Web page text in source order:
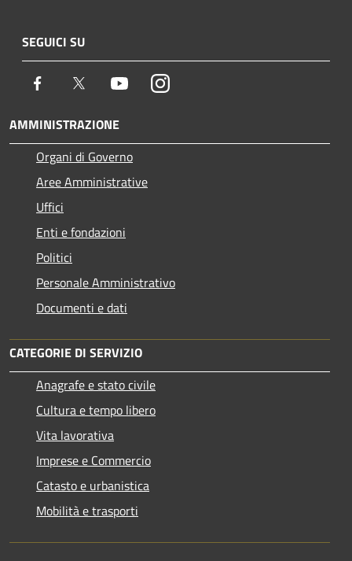
SEGUICI SU
Facebook Twitter YoutubeInstagram
AMMINISTRAZIONE
Organi di Governo
Aree Amministrative
Uffici
Enti e fondazioni
Politici
Personale Amministrativo
Documenti e dati
CATEGORIE DI SERVIZIO
Anagrafe e stato civile
Cultura e tempo libero
Vita lavorativa
Imprese e Commercio
Catasto e urbanistica
Mobilità e trasporti